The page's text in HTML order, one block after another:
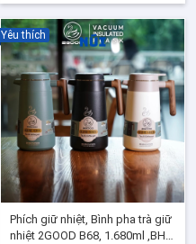
Phích giữ nhiệt, Bình pha trà giữ
nhiệt 2GOOD B68, 1.680ml ,BH 2
Yêu thích